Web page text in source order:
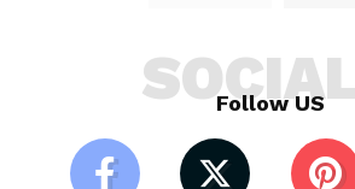
Follow US